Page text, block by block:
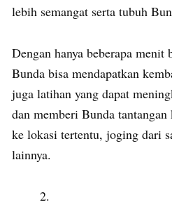
lebih semangat serta tubuh
Dengan hanya beberapa menit
Bunda bisa mendapatkan
juga latihan yang dapat
dan memberi Bunda
ke lokasi tertentu, joging dari
lainnya.